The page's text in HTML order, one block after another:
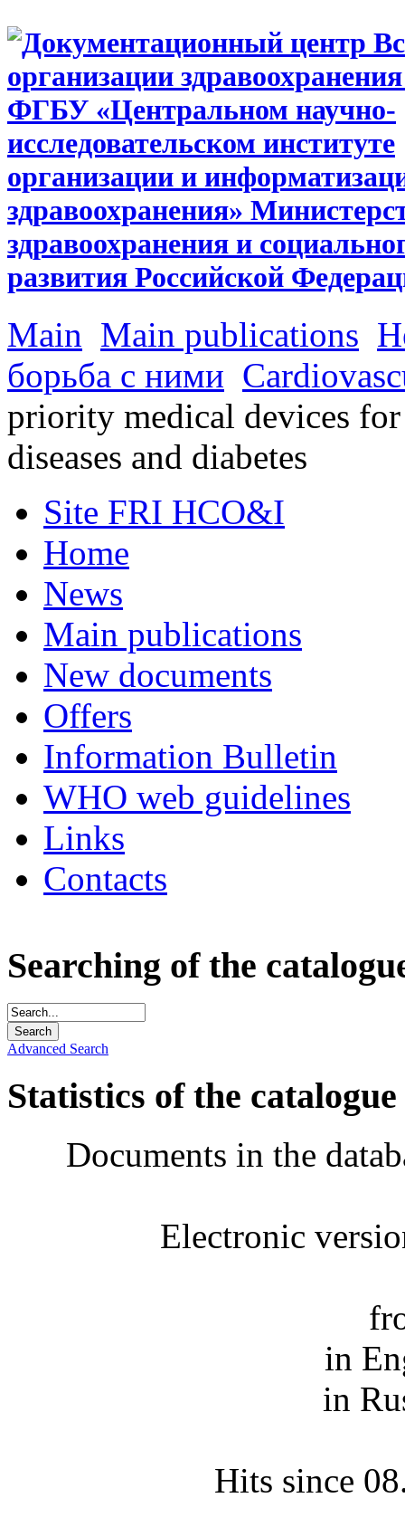
Main Main publications
борьба с ними
priority medical devices
diseases and diabetes
Site FRI HCO&I
Home
News
Main publications
New documents
Offers
Information Bulletin
WHO web guidelines
Links
Contacts
Searching of the
Advanced Search
Statistics of the catalogue
Documents in the
Electronic
in
in
Hits since